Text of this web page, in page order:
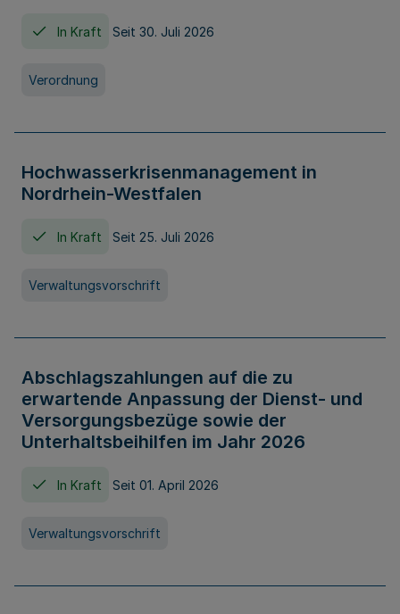
In Kraft Seit 30. Juli 2026
Verordnung
Hochwasserkrisenmanagement in
Nordrhein-Westfalen
In Kraft Seit 25. Juli 2026
Verwaltungsvorschrift
Abschlagszahlungen auf die zu
erwartende Anpassung der Dienst- und
Versorgungsbezüge sowie der
Unterhaltsbeihilfen im Jahr 2026
In Kraft Seit 01. April 2026
Verwaltungsvorschrift